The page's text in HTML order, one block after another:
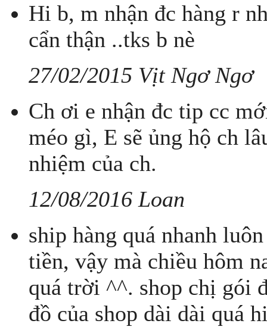
Hi b, m nhận đc hàng r
cẩn thận ..tks b nè
27/02/2015 Vịt Ngơ Ngơ
Ch ơi e nhận đc tip cc
méo gì, E sẽ ủng hộ ch
nhiệm của ch.
12/08/2016 Loan
ship hàng quá nhanh
tiền, vậy mà chiều hôm
quá trời ^^. shop chị gói
đồ của shop dài dài quá